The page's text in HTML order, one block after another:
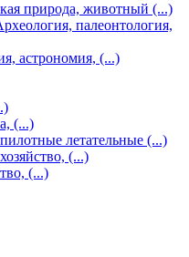
природа, животный (...)
палеонтология,
астрономия, (...)
(...)
летательные (...)
(...)
(...)